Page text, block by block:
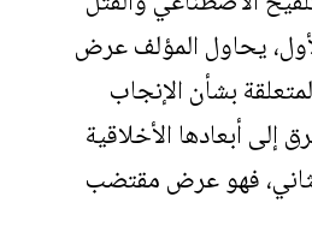
يحاول المؤلف عرض
بشأن الإنجاب
إلى أبعادها الأخلاقية
فهو عرض مقتضب